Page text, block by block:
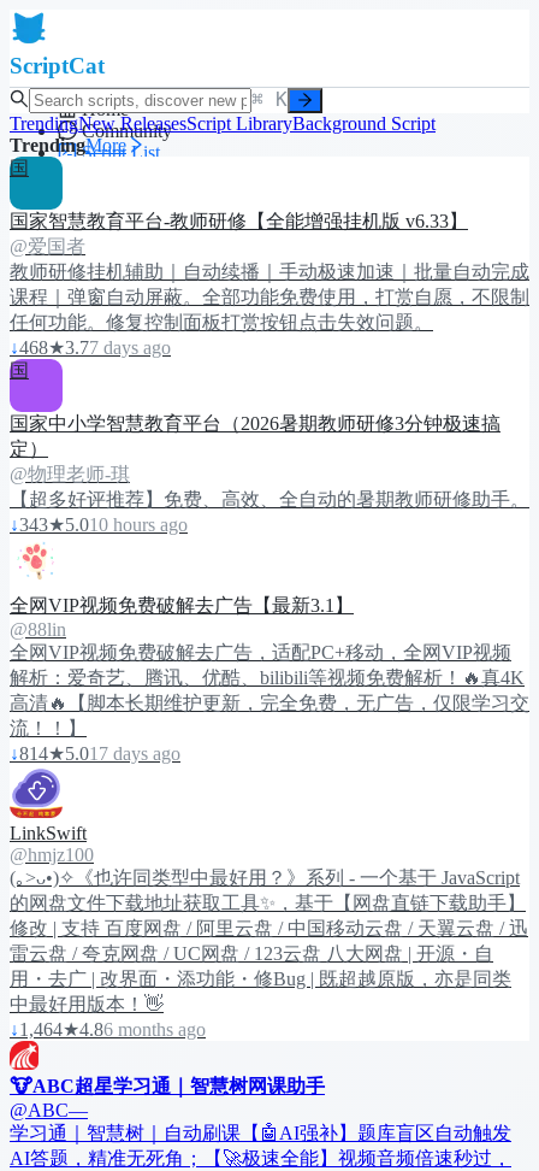
ScriptCat
Home
Community
Script List
Login
⌘ K
TrendingNew ReleasesScript LibraryBackground Script
TrendingMore
国
国家智慧教育平台-教师研修【全能增强挂机版 v6.33】
@爱国者
教师研修挂机辅助｜自动续播｜手动极速加速｜批量自动完成
课程｜弹窗自动屏蔽。全部功能免费使用，打赏自愿，不限制
任何功能。修复控制面板打赏按钮点击失效问题。
↓468★3.77 days ago
国
国家中小学智慧教育平台（2026暑期教师研修3分钟极速搞
定）
@物理老师-琪
【超多好评推荐】免费、高效、全自动的暑期教师研修助手。
↓343★5.010 hours ago
全网VIP视频免费破解去广告【最新3.1】
@88lin
全网VIP视频免费破解去广告，适配PC+移动，全网VIP视频
解析：爱奇艺、腾讯、优酷、bilibili等视频免费解析！🔥真4K
高清🔥【脚本长期维护更新，完全免费，无广告，仅限学习交
流！！】
↓814★5.017 days ago
LinkSwift
@hmjz100
(｡>ᴗ•)✧《也许同类型中最好用？》系列 - 一个基于 JavaScript
的网盘文件下载地址获取工具✨，基于【网盘直链下载助手】
修改 | 支持 百度网盘 / 阿里云盘 / 中国移动云盘 / 天翼云盘 / 迅
雷云盘 / 夸克网盘 / UC网盘 / 123云盘 八大网盘 | 开源・自
用・去广 | 改界面・添功能・修Bug | 既超越原版，亦是同类
中最好用版本！👋
↓1,464★4.86 months ago
🐮ABC超星学习通｜智慧树网课助手
@ABC—
学习通｜智慧树｜自动刷课【🤖AI强补】题库盲区自动触发
AI答题，精准无死角；【🚀极速全能】视频音频倍速秒过，